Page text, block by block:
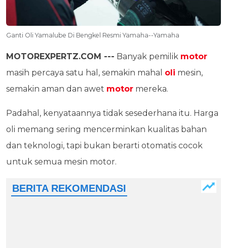
Ganti Oli Yamalube Di Bengkel Resmi Yamaha--Yamaha
MOTOREXPERTZ.COM --- Banyak pemilik motor
masih percaya satu hal, semakin mahal oli mesin,
semakin aman dan awet motor mereka.
Padahal, kenyataannya tidak sesederhana itu. Harga
oli memang sering mencerminkan kualitas bahan
dan teknologi, tapi bukan berarti otomatis cocok
untuk semua mesin motor.